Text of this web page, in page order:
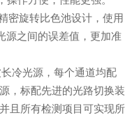
旋转比色池设计，使用
源之间的误差值，更加准
冷光源，每个通道均配
，标配先进的光路切换装
且所有检测项目可实现所